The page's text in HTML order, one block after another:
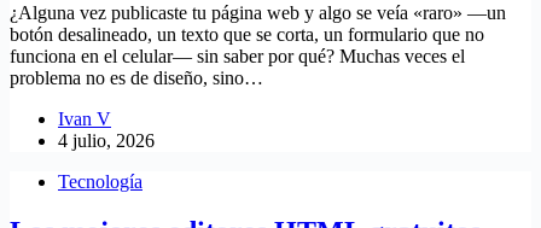
¿Alguna vez publicaste tu página web y algo se veía «raro» —un
botón desalineado, un texto que se corta, un formulario que no
funciona en el celular— sin saber por qué? Muchas veces el
problema no es de diseño, sino…
Ivan V
4 julio, 2026
Tecnología